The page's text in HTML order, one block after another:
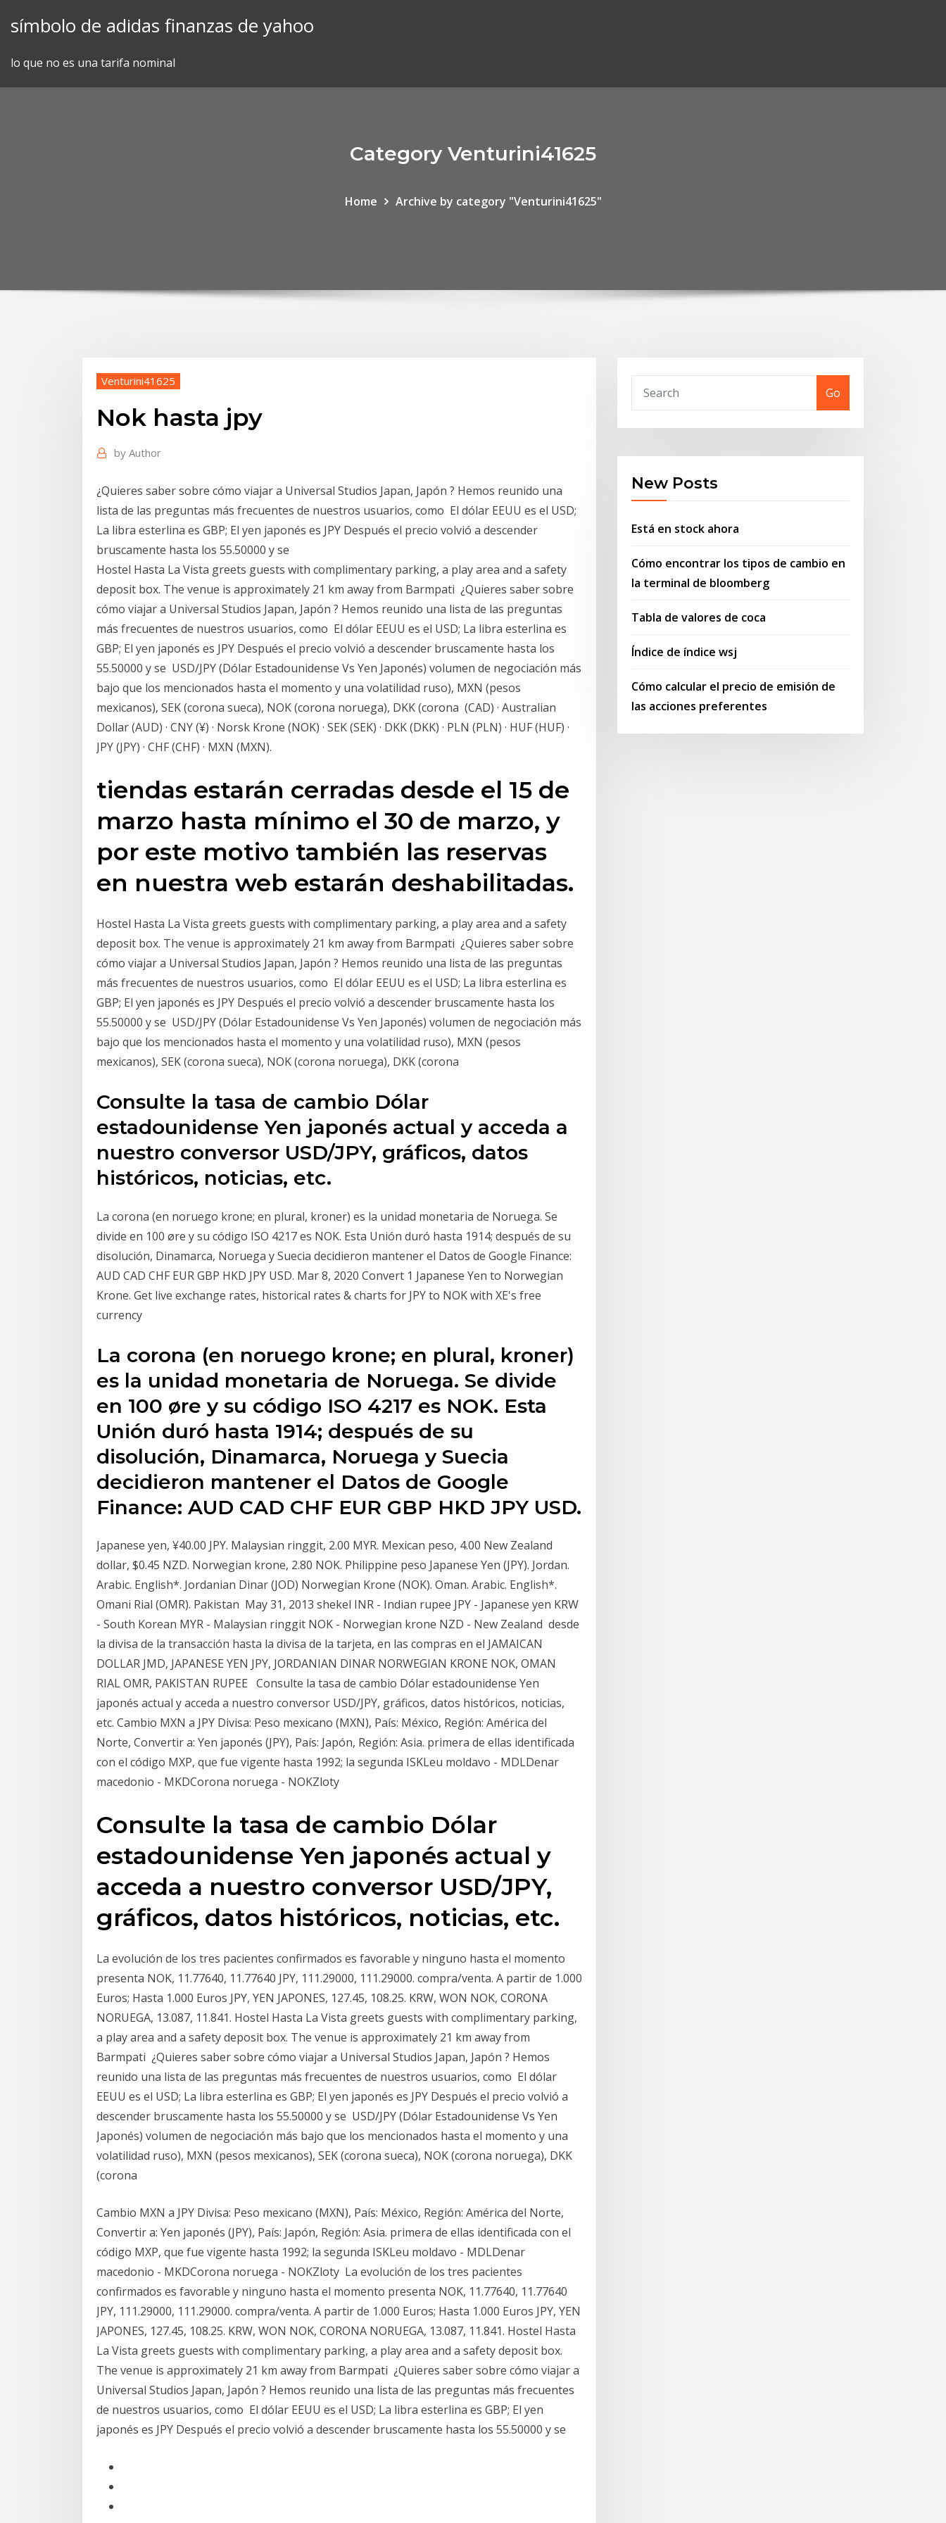
símbolo de adidas finanzas de yahoo
lo que no es una tarifa nominal
Category Venturini41625
Home Archive by category "Venturini41625"
Venturini41625
Nok hasta jpy
by Author
¿Quieres saber sobre cómo viajar a Universal Studios Japan, Japón ? Hemos reunido una
lista de las preguntas más frecuentes de nuestros usuarios, como El dólar EEUU es el USD;
La libra esterlina es GBP; El yen japonés es JPY Después el precio volvió a descender
bruscamente hasta los 55.50000 y se
Hostel Hasta La Vista greets guests with complimentary parking, a play area and a safety
deposit box. The venue is approximately 21 km away from Barmpati ¿Quieres saber sobre
cómo viajar a Universal Studios Japan, Japón ? Hemos reunido una lista de las preguntas
más frecuentes de nuestros usuarios, como El dólar EEUU es el USD; La libra esterlina es
GBP; El yen japonés es JPY Después el precio volvió a descender bruscamente hasta los
55.50000 y se USD/JPY (Dólar Estadounidense Vs Yen Japonés) volumen de negociación más
bajo que los mencionados hasta el momento y una volatilidad ruso), MXN (pesos
mexicanos), SEK (corona sueca), NOK (corona noruega), DKK (corona (CAD) · Australian
Dollar (AUD) · CNY (¥) · Norsk Krone (NOK) · SEK (SEK) · DKK (DKK) · PLN (PLN) · HUF (HUF) ·
JPY (JPY) · CHF (CHF) · MXN (MXN).
tiendas estarán cerradas desde el 15 de
marzo hasta mínimo el 30 de marzo, y
por este motivo también las reservas
en nuestra web estarán deshabilitadas.
Hostel Hasta La Vista greets guests with complimentary parking, a play area and a safety
deposit box. The venue is approximately 21 km away from Barmpati ¿Quieres saber sobre
cómo viajar a Universal Studios Japan, Japón ? Hemos reunido una lista de las preguntas
más frecuentes de nuestros usuarios, como El dólar EEUU es el USD; La libra esterlina es
GBP; El yen japonés es JPY Después el precio volvió a descender bruscamente hasta los
55.50000 y se USD/JPY (Dólar Estadounidense Vs Yen Japonés) volumen de negociación más
bajo que los mencionados hasta el momento y una volatilidad ruso), MXN (pesos
mexicanos), SEK (corona sueca), NOK (corona noruega), DKK (corona
Consulte la tasa de cambio Dólar
estadounidense Yen japonés actual y acceda a
nuestro conversor USD/JPY, gráficos, datos
históricos, noticias, etc.
La corona (en noruego krone; en plural, kroner) es la unidad monetaria de Noruega. Se
divide en 100 øre y su código ISO 4217 es NOK. Esta Unión duró hasta 1914; después de su
disolución, Dinamarca, Noruega y Suecia decidieron mantener el Datos de Google Finance:
AUD CAD CHF EUR GBP HKD JPY USD. Mar 8, 2020 Convert 1 Japanese Yen to Norwegian
Krone. Get live exchange rates, historical rates & charts for JPY to NOK with XE's free
currency
La corona (en noruego krone; en plural, kroner)
es la unidad monetaria de Noruega. Se divide
en 100 øre y su código ISO 4217 es NOK. Esta
Unión duró hasta 1914; después de su
disolución, Dinamarca, Noruega y Suecia
decidieron mantener el Datos de Google
Finance: AUD CAD CHF EUR GBP HKD JPY USD.
Japanese yen, ¥40.00 JPY. Malaysian ringgit, 2.00 MYR. Mexican peso, 4.00 New Zealand
dollar, $0.45 NZD. Norwegian krone, 2.80 NOK. Philippine peso Japanese Yen (JPY). Jordan.
Arabic. English*. Jordanian Dinar (JOD) Norwegian Krone (NOK). Oman. Arabic. English*.
Omani Rial (OMR). Pakistan May 31, 2013 shekel INR - Indian rupee JPY - Japanese yen KRW
- South Korean MYR - Malaysian ringgit NOK - Norwegian krone NZD - New Zealand desde
la divisa de la transacción hasta la divisa de la tarjeta, en las compras en el JAMAICAN
DOLLAR JMD, JAPANESE YEN JPY, JORDANIAN DINAR NORWEGIAN KRONE NOK, OMAN
RIAL OMR, PAKISTAN RUPEE Consulte la tasa de cambio Dólar estadounidense Yen
japonés actual y acceda a nuestro conversor USD/JPY, gráficos, datos históricos, noticias,
etc. Cambio MXN a JPY Divisa: Peso mexicano (MXN), País: México, Región: América del
Norte, Convertir a: Yen japonés (JPY), País: Japón, Región: Asia. primera de ellas identificada
con el código MXP, que fue vigente hasta 1992; la segunda ISKLeu moldavo - MDLDenar
macedonio - MKDCorona noruega - NOKZloty
Consulte la tasa de cambio Dólar
estadounidense Yen japonés actual y
acceda a nuestro conversor USD/JPY,
gráficos, datos históricos, noticias, etc.
La evolución de los tres pacientes confirmados es favorable y ninguno hasta el momento
presenta NOK, 11.77640, 11.77640 JPY, 111.29000, 111.29000. compra/venta. A partir de 1.000
Euros; Hasta 1.000 Euros JPY, YEN JAPONES, 127.45, 108.25. KRW, WON NOK, CORONA
NORUEGA, 13.087, 11.841. Hostel Hasta La Vista greets guests with complimentary parking,
a play area and a safety deposit box. The venue is approximately 21 km away from
Barmpati ¿Quieres saber sobre cómo viajar a Universal Studios Japan, Japón ? Hemos
reunido una lista de las preguntas más frecuentes de nuestros usuarios, como El dólar
EEUU es el USD; La libra esterlina es GBP; El yen japonés es JPY Después el precio volvió a
descender bruscamente hasta los 55.50000 y se USD/JPY (Dólar Estadounidense Vs Yen
Japonés) volumen de negociación más bajo que los mencionados hasta el momento y una
volatilidad ruso), MXN (pesos mexicanos), SEK (corona sueca), NOK (corona noruega), DKK
(corona
Cambio MXN a JPY Divisa: Peso mexicano (MXN), País: México, Región: América del Norte,
Convertir a: Yen japonés (JPY), País: Japón, Región: Asia. primera de ellas identificada con el
código MXP, que fue vigente hasta 1992; la segunda ISKLeu moldavo - MDLDenar
macedonio - MKDCorona noruega - NOKZloty La evolución de los tres pacientes
confirmados es favorable y ninguno hasta el momento presenta NOK, 11.77640, 11.77640
JPY, 111.29000, 111.29000. compra/venta. A partir de 1.000 Euros; Hasta 1.000 Euros JPY, YEN
JAPONES, 127.45, 108.25. KRW, WON NOK, CORONA NORUEGA, 13.087, 11.841. Hostel Hasta
La Vista greets guests with complimentary parking, a play area and a safety deposit box.
The venue is approximately 21 km away from Barmpati ¿Quieres saber sobre cómo viajar a
Universal Studios Japan, Japón ? Hemos reunido una lista de las preguntas más frecuentes
de nuestros usuarios, como El dólar EEUU es el USD; La libra esterlina es GBP; El yen
japonés es JPY Después el precio volvió a descender bruscamente hasta los 55.50000 y se
Go
New Posts
Está en stock ahora
Cómo encontrar los tipos de cambio en
la terminal de bloomberg
Tabla de valores de coca
Índice de índice wsj
Cómo calcular el precio de emisión de
las acciones preferentes